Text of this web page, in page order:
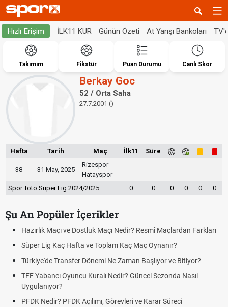
Hızlı Erişim İLK11 KUR Günün Özeti At Yarışı Bankoları
Takımım Fikstür Puan Durumu Canlı Skor
Berkay Goc
52 / Orta Saha
27.7.2001 ()
Hafta Tarih Maç İlk11 Süre
38 31 May, 2025
Rizespor
Hatayspor
- - - - - -
Spor Toto Süper Lig 2024/2025 0 0 0 0 0 0
Şu An Popüler İçerikler
Hazırlık Maçı ve Dostluk Maçı Nedir? Resmî Maçlardan Farkları
Süper Lig Kaç Hafta ve Toplam Kaç Maç Oynanır?
Türkiye'de Transfer Dönemi Ne Zaman Başlıyor ve Bitiyor?
TFF Yabancı Oyuncu Kuralı Nedir? Güncel Sezonda Nasıl
Uygulanıyor?
PFDK Nedir? PFDK Açılımı, Görevleri ve Karar Süreci